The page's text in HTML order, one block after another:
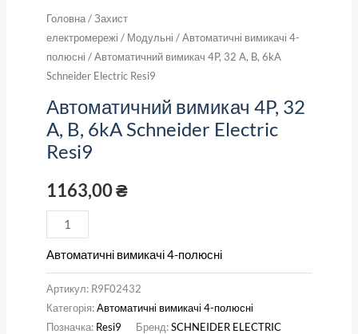
Головна/Захист
електромережі / Модульні /Автоматичні вимикачі 4-
полюсні / Автоматичний вимикач 4P, 32 A, B, 6kA
Schneider Electric Resi9
Автоматичний вимикач 4P, 32
A, B, 6kA Schneider Electric
Resi9
1163,00₴
Автоматичні вимикачі 4-полюсні
Артикул: R9F02432
Категорія:Автоматичні вимикачі 4-полюсні
Позначка: Resi9 Бренд:SCHNEIDER ELECTRIC